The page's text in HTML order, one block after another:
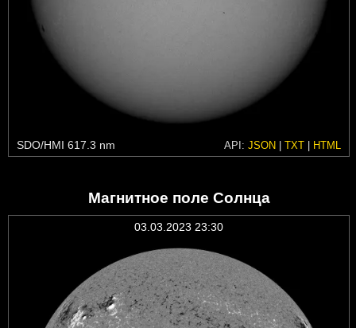
SDO/HMI 617.3 nm API: JSON | TXT | HTML
Магнитное поле Солнца
03.03.2023 23:30